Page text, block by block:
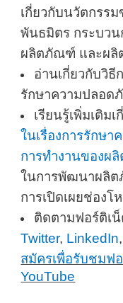
เกี่ยวกับนวัตกรร
พันธมิตร กระบว
ผลิตภัณฑ์ และผลิ
อ่านเกี่ยวกับวิธี
รักษาความปลอด
เรียนรู้เพิ่มเติมเ
ในเรื่องการรักษ
การทำงานของผ
ในการพัฒนาผลิ
การเปิดเผยช่องโ
ติดตามฟอร์ติเน็
Twitter, LinkedIn,
สมัครเพื่อรับชมฟ
YouTube